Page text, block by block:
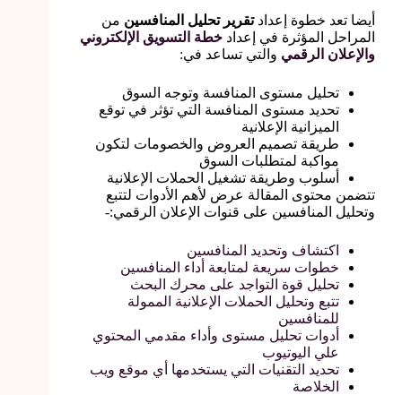
أيضا تعد خطوة إعدادتقرير تحليل المنافسين من
المراحل المؤثرة في إعداد خطة التسويق الإلكتروني
والإعلان الرقمي والتي تساعد في:
تحليل مستوى المنافسة وتوجه السوق
تحديد مستوى المنافسة التي تؤثر في توقع
الميزانية الإعلانية
طريقة تصميم العروض والخصومات لتكون
مواكبة لمتطلبات السوق
أسلوب وطريقة تشغيل الحملات الإعلانية
تتضمن محتوى المقالة عرض لأهم الأدوات لتتبع
وتحليل المنافسين على قنوات الإعلان الرقمي:-
اكتشاف وتحديد المنافسين
خطوات سريعة لمتابعة أداء المنافسين
تحليل قوة التواجد على محرك البحث
تتبع وتحليل الحملات الإعلانية الممولة
للمنافسين
أدوات تحليل مستوى وأداء مقدمي المحتوي
علي اليوتيوب
تحديد التقنيات التي يستخدمها أي موقع ويب
الخلاصة